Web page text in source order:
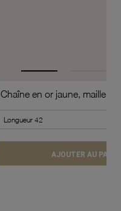
Chaîne en or jaune, maille
AJOUTER AU